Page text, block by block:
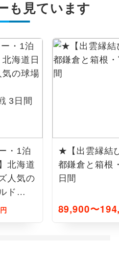
も見ています
・1泊
北海道
人気の
ド
3日
円
★【出雲縁結
都鎌倉と箱根
日間
89,900〜